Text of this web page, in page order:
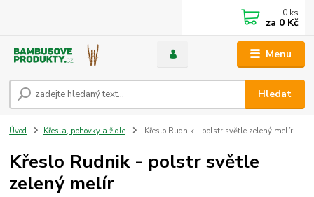
Menu
Hledat
0 ks
za 0 Kč
Úvod Křesla, pohovky a židle Křeslo Rudnik - polstr světle zelený melír
Křeslo Rudnik - polstr světle
zelený melír